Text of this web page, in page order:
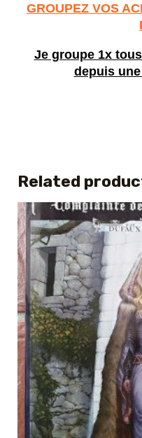
GROUPEZ VOS
Je groupe 1x
depuis
Related